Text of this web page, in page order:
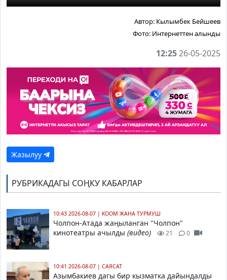
Автор: Кылымбек Бейшеев
Фото: Интернеттен алынды
12:2526-05-2025
Жазылуу
РУБРИКАДАГЫ СОҢКУ КАБАРЛАР
10:43 2026-08-07 | КООМ ЖАНА ТУРМУШ
Чолпон-Атада жаңыланган "Чолпон"
кинотеатры ачылды(видео) 21 0
10:41 2026-08-07 | САЯСАТ
Азымбакиев дагы бир кызматка дайындалды